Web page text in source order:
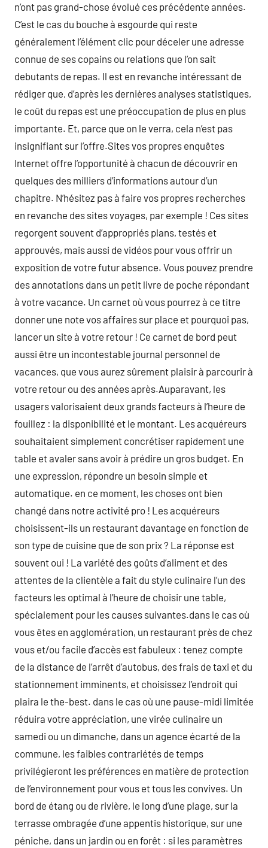
n’ont pas grand-chose évolué ces précédente années.
C’est le cas du bouche à esgourde qui reste
généralement l’élément clic pour déceler une adresse
connue de ses copains ou relations que l’on sait
debutants de repas. Il est en revanche intéressant de
rédiger que, d’après les dernières analyses statistiques,
le coût du repas est une préoccupation de plus en plus
importante. Et, parce que on le verra, cela n’est pas
insignifiant sur l’offre.Sites vos propres enquêtes
Internet offre l’opportunité à chacun de découvrir en
quelques des milliers d’informations autour d’un
chapitre. N’hésitez pas à faire vos propres recherches
en revanche des sites voyages, par exemple ! Ces sites
regorgent souvent d’appropriés plans, testés et
approuvés, mais aussi de vidéos pour vous offrir un
exposition de votre futur absence. Vous pouvez prendre
des annotations dans un petit livre de poche répondant
à votre vacance. Un carnet où vous pourrez à ce titre
donner une note vos affaires sur place et pourquoi pas,
lancer un site à votre retour ! Ce carnet de bord peut
aussi être un incontestable journal personnel de
vacances, que vous aurez sûrement plaisir à parcourir à
votre retour ou des années après.Auparavant, les
usagers valorisaient deux grands facteurs à l’heure de
fouillez : la disponibilité et le montant. Les acquéreurs
souhaitaient simplement concrétiser rapidement une
table et avaler sans avoir à prédire un gros budget. En
une expression, répondre un besoin simple et
automatique. en ce moment, les choses ont bien
changé dans notre activité pro ! Les acquéreurs
choisissent-ils un restaurant davantage en fonction de
son type de cuisine que de son prix ? La réponse est
souvent oui ! La variété des goûts d’aliment et des
attentes de la clientèle a fait du style culinaire l’un des
facteurs les optimal à l’heure de choisir une table,
spécialement pour les causes suivantes.dans le cas où
vous êtes en agglomération, un restaurant près de chez
vous et/ou facile d’accès est fabuleux : tenez compte
de la distance de l’arrêt d’autobus, des frais de taxi et du
stationnement imminents, et choisissez l’endroit qui
plaira le the-best. dans le cas où une pause-midi limitée
réduira votre appréciation, une virée culinaire un
samedi ou un dimanche, dans un agence écarté de la
commune, les faibles contrariétés de temps
privilégieront les préférences en matière de protection
de l’environnement pour vous et tous les convives. Un
bord de étang ou de rivière, le long d’une plage, sur la
terrasse ombragée d’une appentis historique, sur une
péniche, dans un jardin ou en forêt : si les paramètres